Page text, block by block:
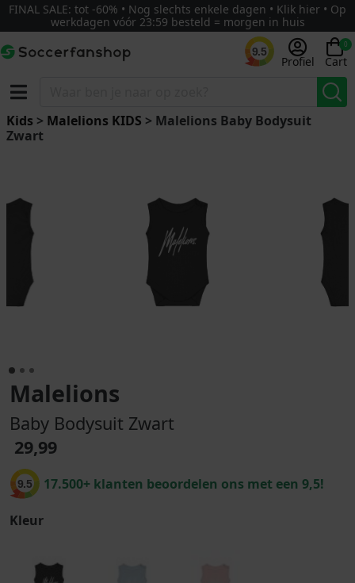
FINAL SALE: tot -60% • Nog slechts enkele dagen • Klik hier • Op
werkdagen vóór 23:59 besteld = morgen in huis
9.5
Profiel
0
Cart
Kids > Malelions KIDS > Malelions Baby Bodysuit
Zwart
Malelions
Baby Bodysuit Zwart
29,99
9.5 17.500+ klanten beoordelen ons met een 9,5!
Kleur